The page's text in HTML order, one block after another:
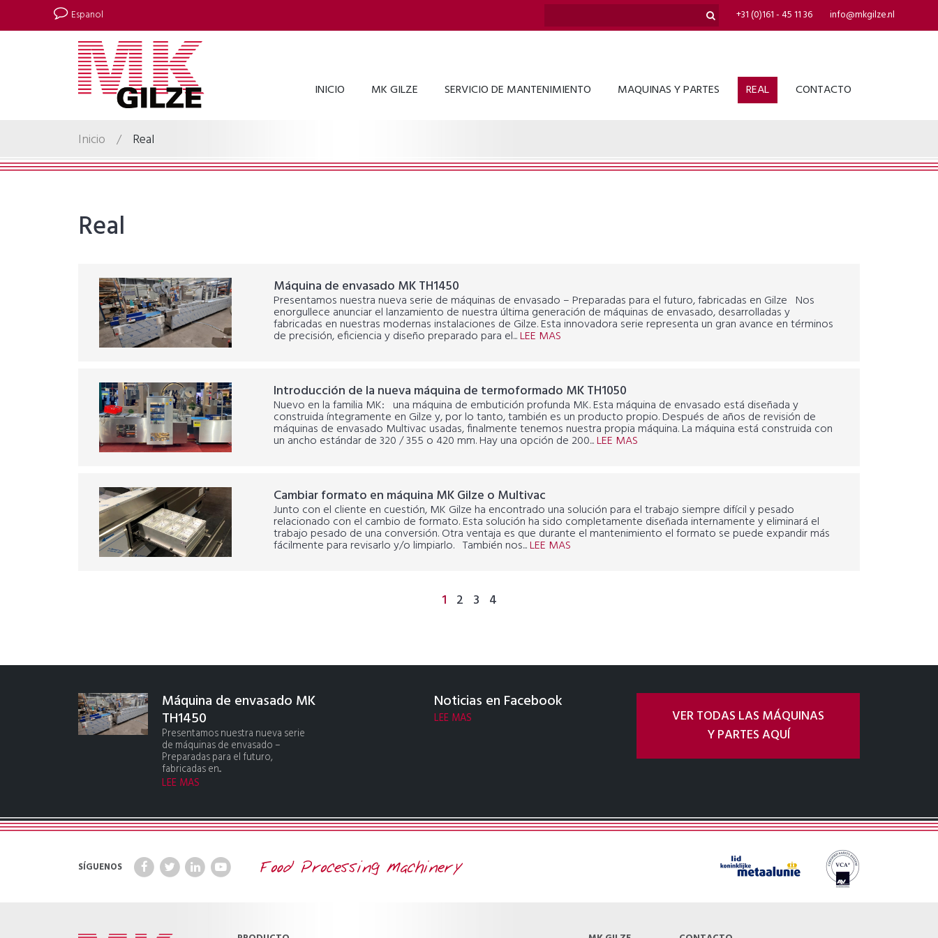
Espanol info@mkgilze.nl
+31 (0)161 - 45 11 36
INICIO MK GILZE SERVICIO DE MANTENIMIENTO MAQUINAS Y PARTES REAL CONTACTO
Inicio / Real
Real
Máquina de envasado MK TH1450
Presentamos nuestra nueva serie de máquinas de envasado – Preparadas para el futuro, fabricadas en Gilze Nos
enorgullece anunciar el lanzamiento de nuestra última generación de máquinas de envasado, desarrolladas y
fabricadas en nuestras modernas instalaciones de Gilze. Esta innovadora serie representa un gran avance en términos
de precisión, eficiencia y diseño preparado para el...LEE MAS
Introducción de la nueva máquina de termoformado MK TH1050
Nuevo en la familia MK: una máquina de embutición profunda MK. Esta máquina de envasado está diseñada y
construida íntegramente en Gilze y, por lo tanto, también es un producto propio. Después de años de revisión de
máquinas de envasado Multivac usadas, finalmente tenemos nuestra propia máquina. La máquina está construida con
un ancho estándar de 320 / 355 o 420 mm. Hay una opción de 200...LEE MAS
Cambiar formato en máquina MK Gilze o Multivac
Junto con el cliente en cuestión, MK Gilze ha encontrado una solución para el trabajo siempre difícil y pesado
relacionado con el cambio de formato. Esta solución ha sido completamente diseñada internamente y eliminará el
trabajo pesado de una conversión. Otra ventaja es que durante el mantenimiento el formato se puede expandir más
fácilmente para revisarlo y/o limpiarlo. También nos...LEE MAS
1 2 3 4
Máquina de envasado MK
TH1450
Presentamos nuestra nueva serie
de máquinas de envasado –
Preparadas para el futuro,
fabricadas en...
LEE MAS
Noticias en Facebook
LEE MAS
VER TODAS LAS MÁQUINAS
Y PARTES AQUÍ
SÍGUENOS